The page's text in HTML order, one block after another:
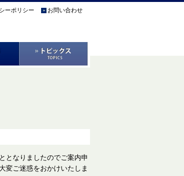
ーポリシー お問い合わせ
となりましたのでご案内申
変ご迷惑をおかけいたしま